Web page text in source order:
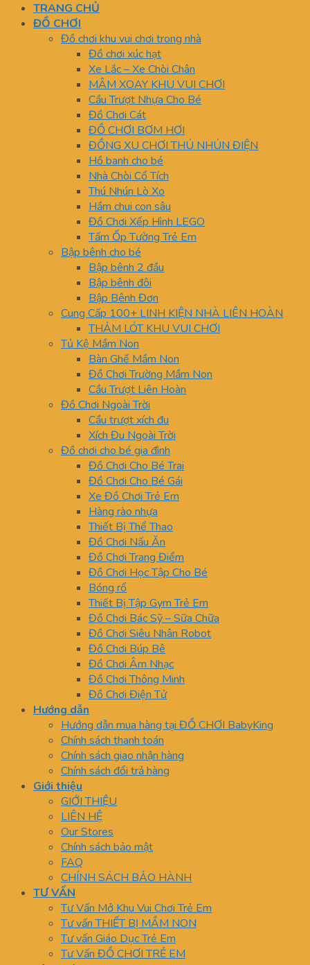
TRANG CHỦ
ĐỒ CHƠI
Đồ chơi khu vui chơi trong nhà
Đồ chơi xúc hạt
Xe Lắc – Xe Chòi Chân
MÂM XOAY KHU VUI CHƠI
Cầu Trượt Nhựa Cho Bé
Đồ Chơi Cát
ĐỒ CHƠI BƠM HƠI
ĐỒNG XU CHƠI THÚ NHÚN ĐIỆN
Hồ banh cho bé
Nhà Chòi Cổ Tích
Thú Nhún Lò Xo
Hầm chui con sâu
Đồ Chơi Xếp Hình LEGO
Tấm Ốp Tường Trẻ Em
Bập bênh cho bé
Bập bênh 2 đầu
Bập bênh đôi
Bập Bênh Đơn
Cung Cấp 100+ LINH KIỆN NHÀ LIÊN HOÀN
THẢM LÓT KHU VUI CHƠI
Tủ Kệ Mầm Non
Bàn Ghế Mầm Non
Đồ Chơi Trường Mầm Non
Cầu Trượt Liên Hoàn
Đồ Chơi Ngoài Trời
Cầu trượt xích đu
Xích Đu Ngoài Trời
Đồ chơi cho bé gia đình
Đồ Chơi Cho Bé Trai
Đồ Chơi Cho Bé Gái
Xe Đồ Chơi Trẻ Em
Hàng rào nhựa
Thiết Bị Thể Thao
Đồ Chơi Nấu Ăn
Đồ Chơi Trang Điểm
Đồ Chơi Học Tập Cho Bé
Bóng rổ
Thiết Bị Tập Gym Trẻ Em
Đồ Chơi Bác Sỹ – Sữa Chữa
Đồ Chơi Siêu Nhân Robot
Đồ Chơi Búp Bê
Đồ Chơi Âm Nhạc
Đồ Chơi Thông Minh
Đồ Chơi Điện Tử
Hướng dẫn
Hướng dẫn mua hàng tại ĐỒ CHƠI BabyKing
Chính sách thanh toán
Chính sách giao nhận hàng
Chính sách đổi trả hàng
Giới thiệu
GIỚI THIỆU
LIÊN HỆ
Our Stores
Chính sách bảo mật
FAQ
CHÍNH SÁCH BẢO HÀNH
TƯ VẤN
Tư Vấn Mở Khu Vui Chơi Trẻ Em
Tư vấn THIẾT BỊ MẦM NON
Tư vấn Giáo Dục Trẻ Em
Tư Vấn ĐỒ CHƠI TRẺ EM